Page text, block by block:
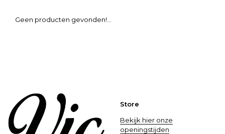
Geen producten gevonden!...
Store
Bekijk hier onze
openingstijden